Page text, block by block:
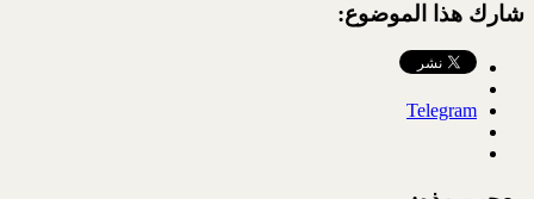
شارك هذا الموضوع:
Telegram